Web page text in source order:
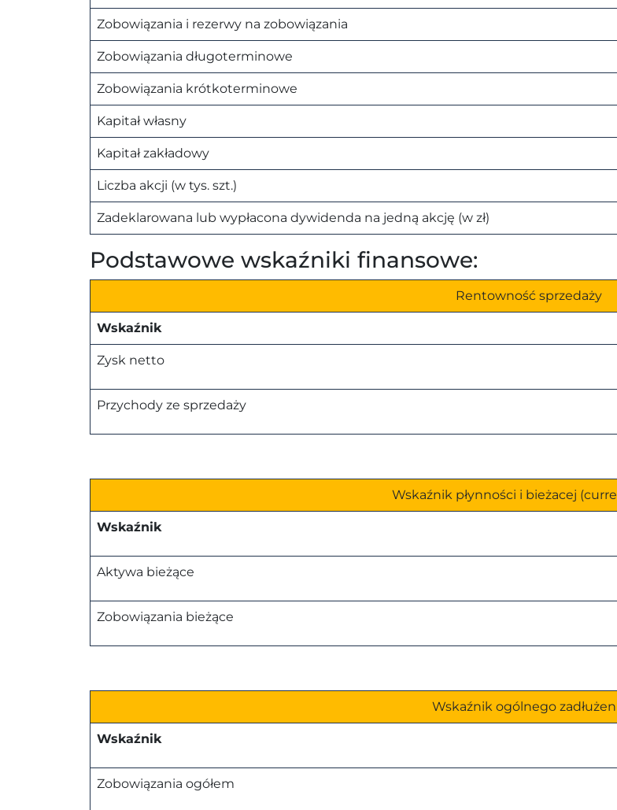
Zobowiązania i rezerwy na zobowiązania
Zobowiązania długoterminowe
Zobowiązania krótkoterminowe
Kapitał własny
Kapitał zakładowy
Liczba akcji (w tys. szt.)
Zadeklarowana lub wypłacona dywidenda na jedną akcję (w zł)
Podstawowe wskaźniki finansowe:
Rentowność sprzedaży
Wskaźnik
Zysk netto
Przychody ze sprzedaży
Wskaźnik płynności i bieżacej
Wskaźnik
Aktywa bieżące
Zobowiązania bieżące
Wskaźnik ogólnego
Wskaźnik
Zobowiązania ogółem